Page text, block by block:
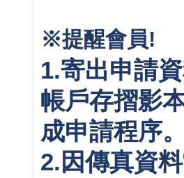
※提醒會員!
1.寄出申請
帳戶存摺影
成申請程序
2. 因傳真資